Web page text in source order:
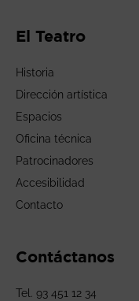
El Teatro
Historia
Dirección artística
Espacios
Oficina técnica
Patrocinadores
Accesibilidad
Contacto
Contáctanos
Tel. 93 451 12 34